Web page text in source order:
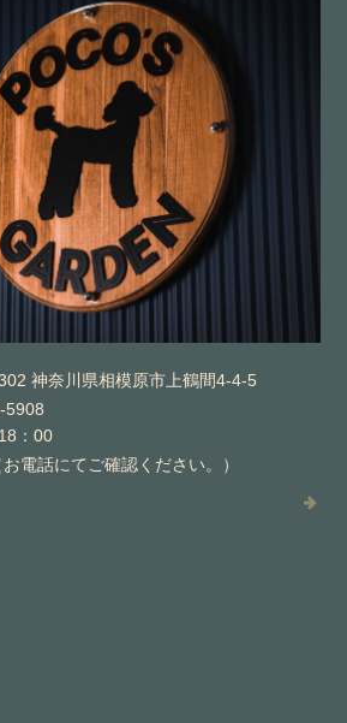
神奈川県相模原市上鶴間4-4-5
5908
：00
電話にてご確認ください。）